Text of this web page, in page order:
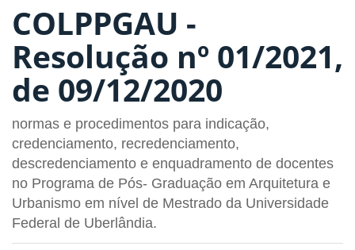
COLPPGAU -
Resolução nº 01/2021,
de 09/12/2020
normas e procedimentos para indicação,
credenciamento, recredenciamento,
descredenciamento e enquadramento de docentes
no Programa de Pós- Graduação em Arquitetura e
Urbanismo em nível de Mestrado da Universidade
Federal de Uberlândia.